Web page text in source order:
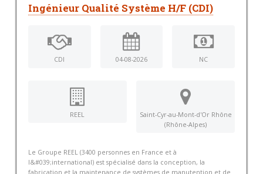
Ingénieur Qualité Système H/F (CDI)
CDI 04-08-2026 NC
REEL
Saint-Cyr-au-Mont-d'Or Rhône
(Rhône-Alpes)
Le Groupe REEL (3400 personnes en France et à
l&#039;international) est spécialisé dans la conception, la
fabrication et la maintenance de systèmes de manutention et de